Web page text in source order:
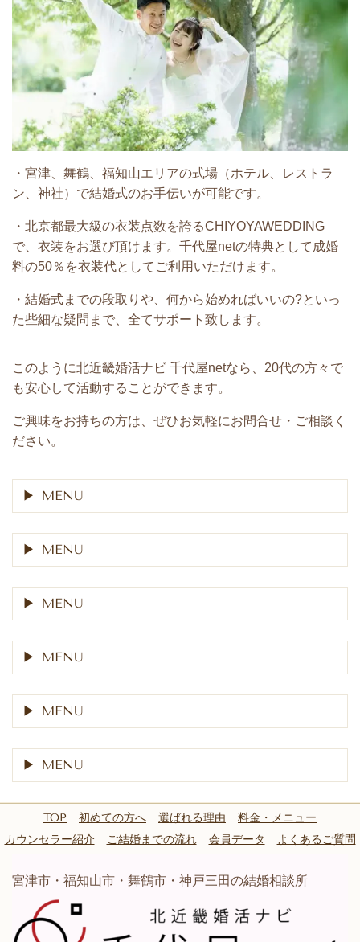
・宮津、舞鶴、福知山エリアの式場（ホテル、レストラ
ン、神社）で結婚式のお手伝いが可能です。
・北京都最大級の衣装点数を誇るCHIYOYAWEDDING
で、衣装をお選び頂けます。千代屋netの特典として成婚
料の50％を衣装代としてご利用いただけます。
・結婚式までの段取りや、何から始めればいいの?といっ
た些細な疑問まで、全てサポート致します。
このように北近畿婚活ナビ 千代屋netなら、20代の方々で
も安心して活動することができます。
ご興味をお持ちの方は、ぜひお気軽にお問合せ・ご相談く
ださい。
MENU
MENU
MENU
MENU
MENU
MENU
TOP 初めての方へ 選ばれる理由
料金・メニュー
カウンセラー紹介
ご結婚までの流れ 会員データ よくあるご質問
宮津市・福知山市・舞鶴市・神戸三田の結婚相談所